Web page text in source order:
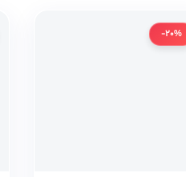
-20%